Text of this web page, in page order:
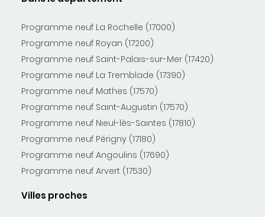
Programme neuf La Rochelle (17000)
Programme neuf Royan (17200)
Programme neuf Saint-Palais-sur-Mer (17420)
Programme neuf La Tremblade (17390)
Programme neuf Mathes (17570)
Programme neuf Saint-Augustin (17570)
Programme neuf Nieul-lès-Saintes (17810)
Programme neuf Périgny (17180)
Programme neuf Angoulins (17690)
Programme neuf Arvert (17530)
Villes proches